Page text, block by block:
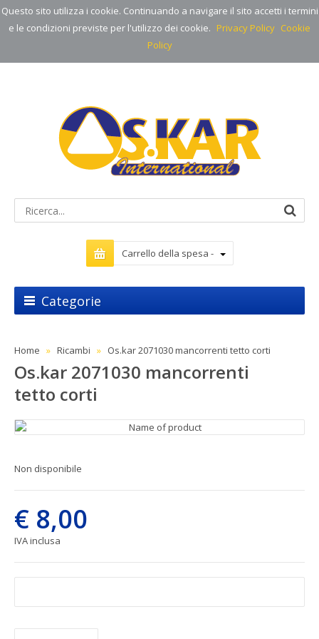
Questo sito utilizza i cookie. Continuando a navigare il sito accetti i termini
e le condizioni previste per l'utilizzo dei cookie. Privacy Policy Cookie
Policy
Carrello della spesa -
Categorie
Home Ricambi Os.kar 2071030 mancorrenti tetto corti
Os.kar 2071030 mancorrenti
tetto corti
Non disponibile
€ 8,00
IVA inclusa